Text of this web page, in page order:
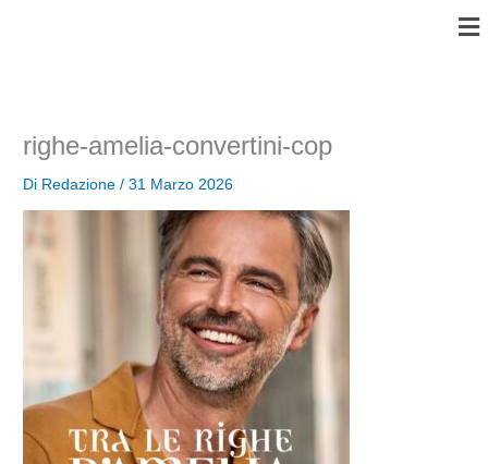
righe-amelia-convertini-cop
Di Redazione/31 Marzo 2026